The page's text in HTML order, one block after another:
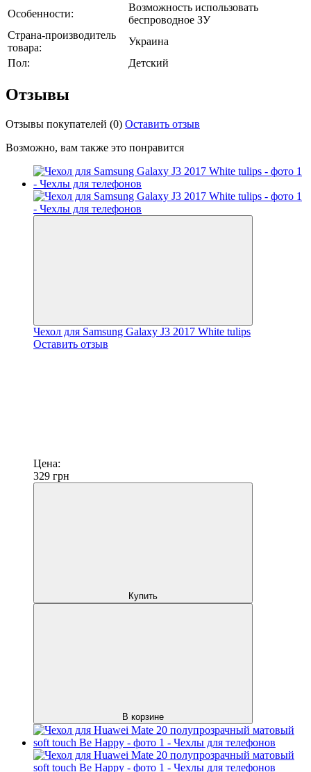
Особенности:
Возможность использовать
беспроводное ЗУ
Страна-производитель
товара:
Украина
Пол:
Детский
Отзывы
Отзывы покупателей (0) Оставить отзыв
Возможно, вам также это понравится
Чехол для Samsung Galaxy J3 2017 White tulips
Оставить отзыв
Цена:
329 грн
Купить
В корзине